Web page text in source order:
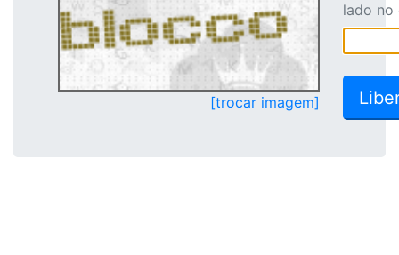
[trocar imagem]
lado no